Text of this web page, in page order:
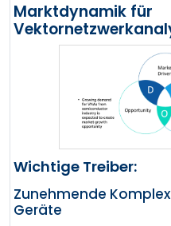
Marktdynamik für
Wichtige Treiber:
Zunehmende
Geräte